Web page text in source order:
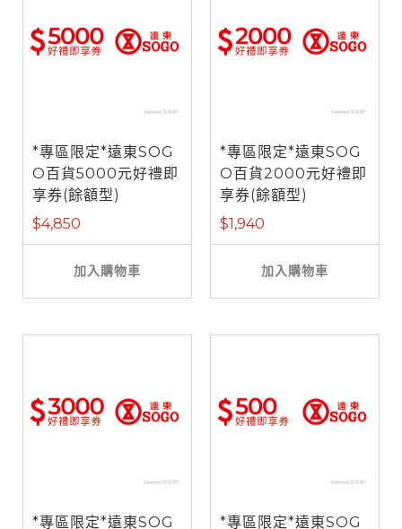
*專區限定*遠東SOG
O百貨5000元好禮即
享券(餘額型)
$4,850
加入購物車
*專區限定*遠東SOG
O百貨2000元好禮即
享券(餘額型)
$1,940
加入購物車
*專區限定*遠東SOG
*專區限定*遠東SOG